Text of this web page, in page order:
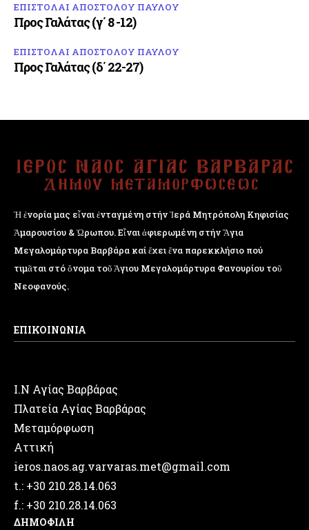
ΕΠΙΣΤΟΛΑΙ ΑΠΟΣΤΟΛΟΥ ΠΑΥΛΟΥ
Προς Γαλάτας (γ΄ 8 -12)
ΕΠΙΣΤΟΛΑΙ ΑΠΟΣΤΟΛΟΥ ΠΑΥΛΟΥ
Προς Γαλάτας (δ΄ 22-27)
Ἡ ἐνορία μας εἶναι ἐνταγμένη στήν Ἱερά Μητρόπολη Κηφισίας
Ἁμαρουσίου & Ὠρωπου. Εἶναι ἀφιερωμένη στήν Ἅγια
Μεγαλομάρτυρα Βαρβάρα καί ἔχει ἕνα παρεκκλήσιο πού
τιμᾶται στό ὄνομα τοῦ Ἁγιου Μεγαλομάρτυρα Φανουρίου τοῦ
Νεοφανούς.
ΕΠΙΚΟΙΝΩΝΙΑ
Ι.Ν Αγίας Βαρβάρας
Πλατεία Αγίας Βαρβάρας
Μεταμόρφωση
Αττική
ieros.naos.ag.varvaras.met@gmail.com
t.: +30 210.28.14.063
f.: +30 210.28.14.063
ΔΗΜΟΦΙΛΗ